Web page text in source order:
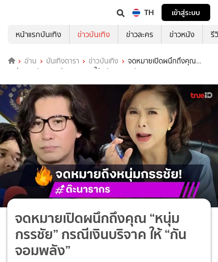
TH
เข้าสู่ระบบ
หน้าแรกบันเทิง
ข่าวบันเทิง ข่าวละคร ข่าวหนัง รี
อ่าน บันเทิงดารา ข่าวบันเทิง
จดหมายเปิดผนึกถึงคุณ
“หนุ่ม กรรชัย” กรณีเงินบริจาค ให้ “กัน จอมพลัง”
จดหมายเปิดผนึกถึงคุณ “หนุ่ม
กรรชัย” กรณีเงินบริจาค ให้ “กัน
จอมพลัง”